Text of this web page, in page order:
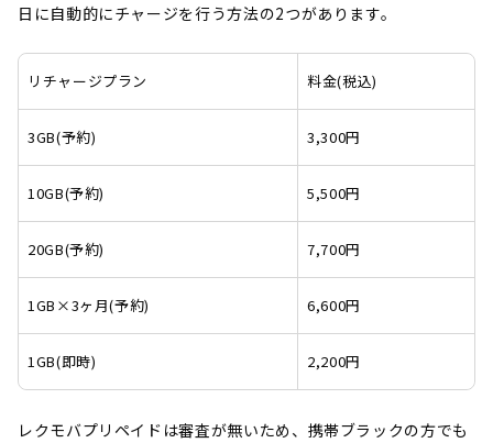
日に自動的にチャージを行う方法の2つがあります。
リチャージプラン 料金(税込)
3GB(予約) 3,300円
10GB(予約) 5,500円
20GB(予約) 7,700円
1GB×3ヶ月(予約) 6,600円
1GB(即時) 2,200円
レクモバプリペイドは審査が無いため、携帯ブラックの方でも